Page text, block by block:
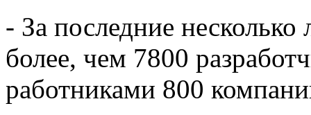
- За последние
более, чем 7800
работниками 800